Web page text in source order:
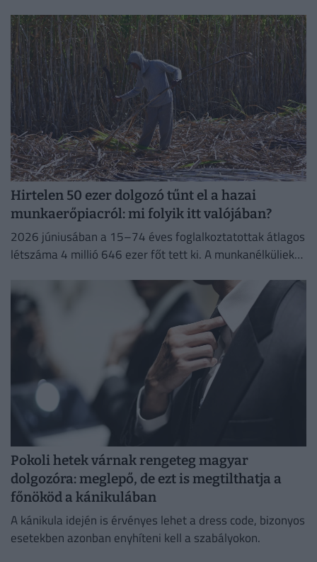
Hirtelen 50 ezer dolgozó tűnt el a hazai
munkaerőpiacról: mi folyik itt valójában?
2026 júniusában a 15–74 éves foglalkoztatottak átlagos
létszáma 4 millió 646 ezer főt tett ki. A munkanélküliek
Pokoli hetek várnak rengeteg magyar
dolgozóra: meglepő, de ezt is megtilthatja a
főnököd a kánikulában
A kánikula idején is érvényes lehet a dress code, bizonyos
esetekben azonban enyhíteni kell a szabályokon.